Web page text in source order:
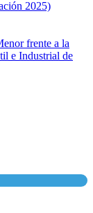
2025)
frente a la
e Industrial de